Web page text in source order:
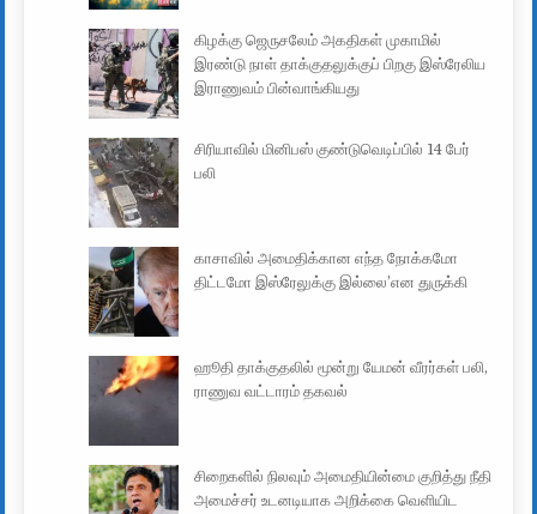
கிழக்கு ஜெருசலேம் அகதிகள் முகாமில்
இரண்டு நாள் தாக்குதலுக்குப் பிறகு இஸ்ரேலிய
இராணுவம் பின்வாங்கியது
சிரியாவில் மினிபஸ் குண்டுவெடிப்பில் 14 பேர்
பலி
காசாவில் அமைதிக்கான எந்த நோக்கமோ
திட்டமோ இஸ்ரேலுக்கு இல்லை’என துருக்கி
ஹூதி தாக்குதலில் மூன்று யேமன் வீரர்கள் பலி,
ராணுவ வட்டாரம் தகவல்
சிறைகளில் நிலவும் அமைதியின்மை குறித்து நீதி
அமைச்சர் உடனடியாக அறிக்கை வெளியிட